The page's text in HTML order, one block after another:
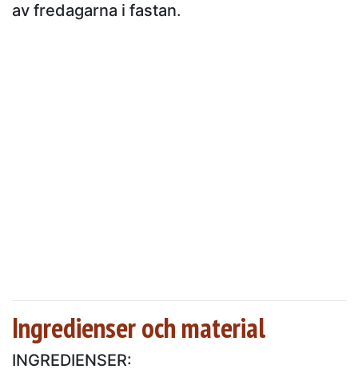
av fredagarna i fastan.
Ingredienser och material
INGREDIENSER: